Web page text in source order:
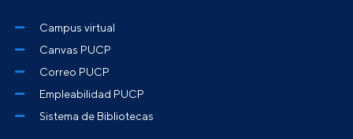
Campus virtual
Canvas PUCP
Correo PUCP
Empleabilidad PUCP
Sistema de Bibliotecas